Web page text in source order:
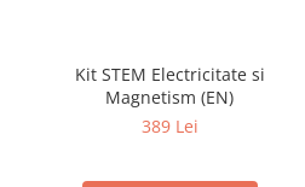
Kit STEM Electricitate si
Magnetism (EN)
389 Lei